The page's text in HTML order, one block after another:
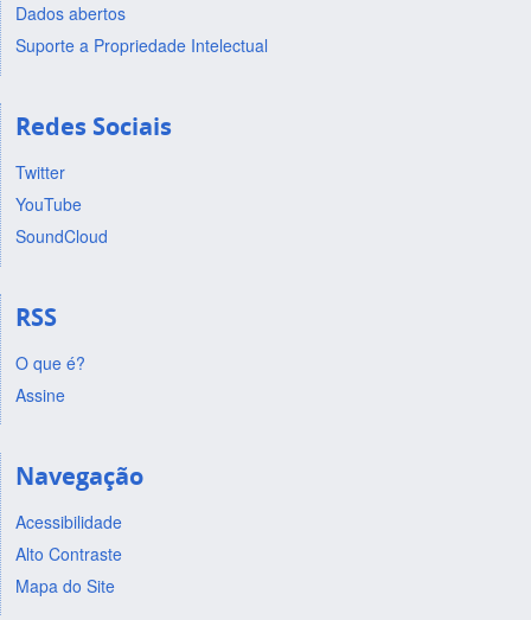
Dados abertos
Suporte a Propriedade Intelectual
Redes Sociais
Twitter
YouTube
SoundCloud
RSS
O que é?
Assine
Navegação
Acessibilidade
Alto Contraste
Mapa do Site